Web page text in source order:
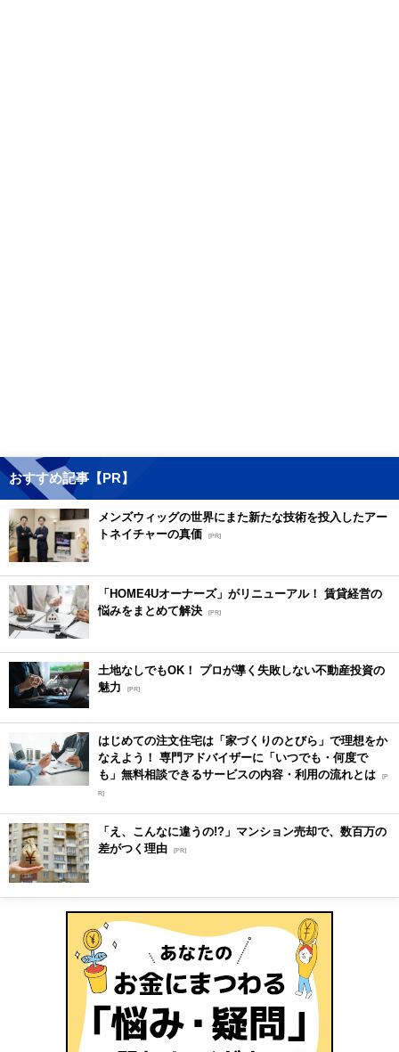
おすすめ記事【PR】
メンズウィッグの世界にまた新たな技術を投入したアー
トネイチャーの真価 [PR]
「HOME4Uオーナーズ」がリニューアル！ 賃貸経営の
悩みをまとめて解決 [PR]
土地なしでもOK！ プロが導く失敗しない不動産投資の
魅力
[PR]
はじめての注文住宅は「家づくりのとびら」で理想をか
なえよう！ 専門アドバイザーに「いつでも・何度で
も」無料相談できるサービスの内容・利用の流れとは [P
R]
「え、こんなに違うの!?」マンション売却で、数百万の
差がつく理由 [PR]